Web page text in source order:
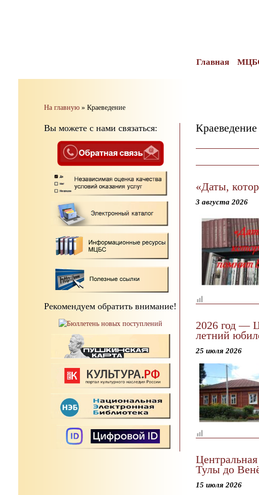
Главная
На главную » Краеведение
Вы можете с нами связаться:
Рекомендуем обратить внимание!
Краеведение
«Даты,
3 августа 2026
2026 год —
летний
25 июля 2026
Тулы до
15 июля 2026